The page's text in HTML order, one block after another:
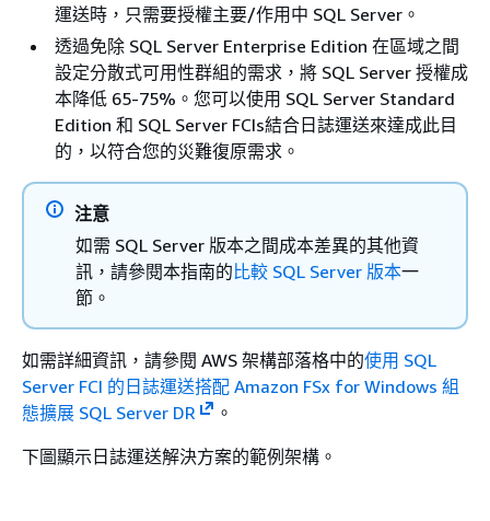
運送時，只需要授權主要/作用中 SQL Server。
透過免除 SQL Server Enterprise Edition 在區域之間
設定分散式可用性群組的需求，將 SQL Server 授權成
本降低 65-75%。您可以使用 SQL Server Standard
Edition 和 SQL Server FCIs結合日誌運送來達成此目
的，以符合您的災難復原需求。
注意
如需 SQL Server 版本之間成本差異的其他資
訊，請參閱本指南的比較 SQL Server 版本一
節。
如需詳細資訊，請參閱 AWS 架構部落格中的使用 SQL
Server FCI 的日誌運送搭配 Amazon FSx for Windows 組
態擴展 SQL Server DR
。
下圖顯示日誌運送解決方案的範例架構。